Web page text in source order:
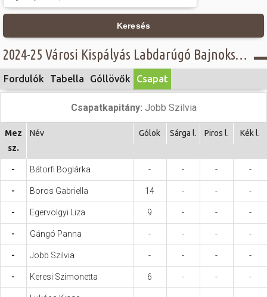
Sport
Szabadidő
Hasznos
Keresés
2024-25 Városi Kispályás Labdarúgó Bajnokság - Női csoport - Aranylábú Vastyúkok SE
Fordulók Tabella Góllövők Csapat
Csapatkapitány: Jobb Szilvia
Mez
sz.
Név Gólok Sárga l. Piros l. Kék l.
- Bátorfi Boglárka - - - -
- Boros Gabriella 14 - - -
- Egervölgyi Liza 9 - - -
- Gángó Panna - - - -
- Jobb Szilvia - - - -
- Keresi Szimonetta 6 - - -